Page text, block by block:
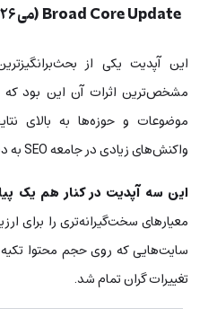
Broad Core Update (می ۲۰۲۶)
این آپدیت یکی از
موضوعات و حوزه‌ها به بالای
واکنش‌های زیادی در جامعه SEO به دنبال داشت.
این سه آپدیت در کنار هم یک
معیارهای سخت‌گیرانه‌تری را برای
سایت‌هایی که روی حجم محتوا
تغییرات گران تمام شد.